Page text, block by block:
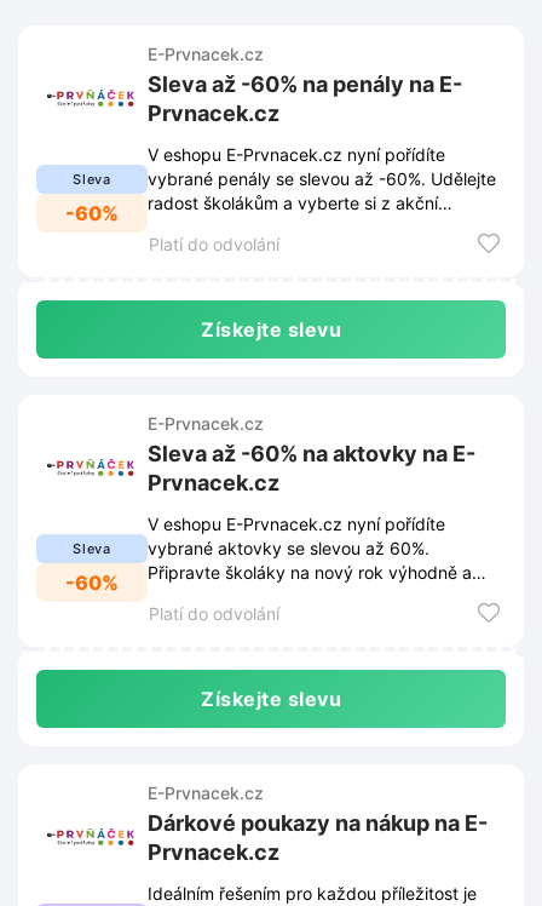
Sleva
-60%
E-Prvnacek.cz
Sleva až -60% na penály na E-
Prvnacek.cz
V eshopu E-Prvnacek.cz nyní pořídíte
vybrané penály se slevou až -60%. Udělejte
radost školákům a vyberte si z akční
Platí do odvolání
Získejte slevu
Sleva
-60%
E-Prvnacek.cz
Sleva až -60% na aktovky na E-
Prvnacek.cz
V eshopu E-Prvnacek.cz nyní pořídíte
vybrané aktovky se slevou až 60%.
Připravte školáky na nový rok výhodně a
zásob.
Platí do odvolání
Získejte slevu
E-Prvnacek.cz
Dárkové poukazy na nákup na E-
Prvnacek.cz
Ideálním řešením pro každou příležitost je